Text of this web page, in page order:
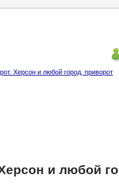
Херсон и любой город, приворот
и любой